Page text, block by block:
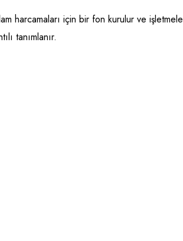
Hakkımızda
harcamaları için bir fon kurulur ve
tanımlanır.